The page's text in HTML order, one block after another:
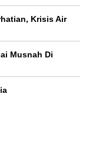
Krisis Air
Musnah Di